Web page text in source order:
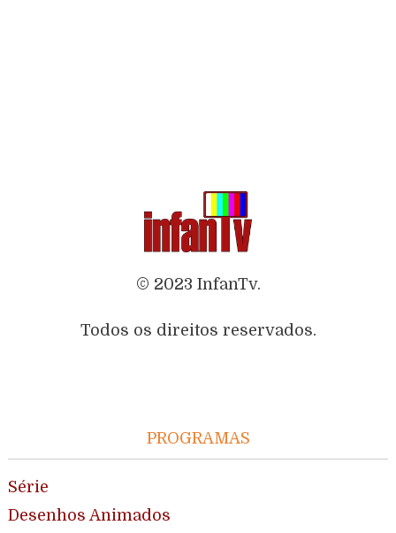
© 2023 InfanTv.
Todos os direitos reservados.
PROGRAMAS
Série
Desenhos Animados